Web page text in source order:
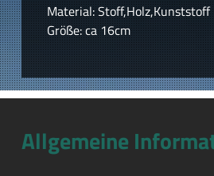
Material: Stoff,Holz,Kunststoff
Größe: ca 16cm
Allgemeine